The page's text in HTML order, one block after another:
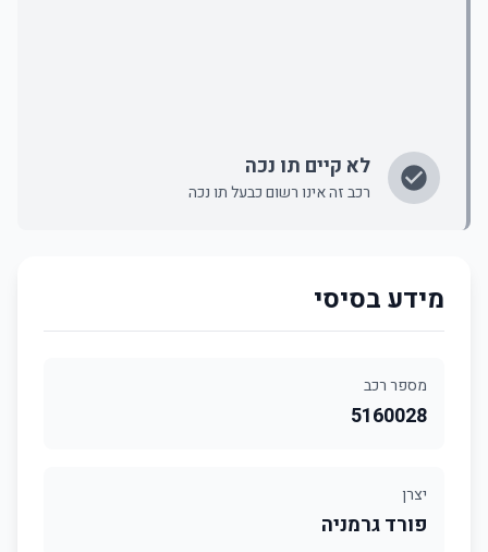
לא קיים תו נכה
רכב זה אינו רשום כבעל תו נכה
מידע בסיסי
מספר רכב
5160028
יצרן
פורד גרמניה